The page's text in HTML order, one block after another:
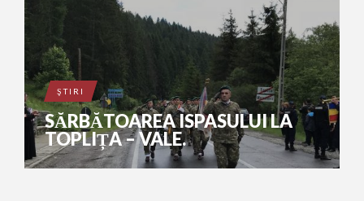
ŞTIRI
SĂRBĂTOAREA ISPASULUI LA
TOPLIȚA – VALE.